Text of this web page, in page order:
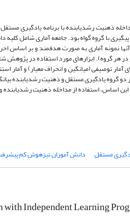
با گروه گواه بود. جامعه­ آماری شامل
های آمار توصیفی (میانگین و انحراف معیار) و
گروه یادگیری مستقل و ذهنیت رشدیابنده
مستقل دانش آموزان تیزهوش کم
Independent Learning